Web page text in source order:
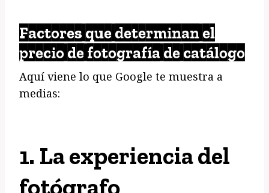
Factores que determinan el
precio de fotografía de catálogo
Aquí viene lo que Google te muestra a
medias:
1. La experiencia del
fotógrafo